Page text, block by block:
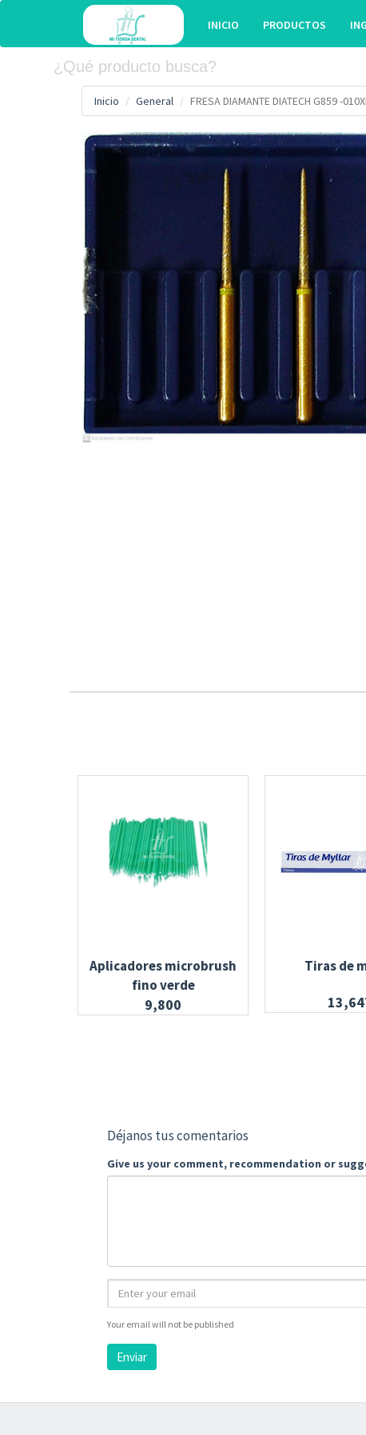
INICIO PRODUCTOS
Inicio General FRESA DIAMANTE DIATECH G859 -
Aplicadores microbrush
fino verde
9,800
Tiras de
Déjanos tus comentarios
Give us your comment, recommendation or
Your email will not be published
Enviar